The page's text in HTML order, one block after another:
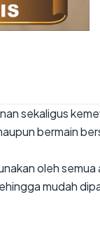
sekaligus
bermain
oleh
mudah